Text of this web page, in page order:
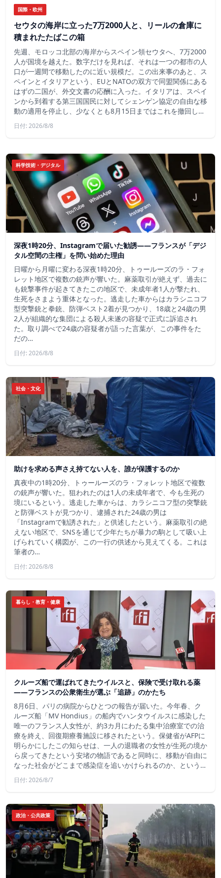
国際・欧州
セウタの海岸に立った7万2000人と、リールの倉庫に
積まれたたばこの箱
先週、モロッコ北部の海岸からスペイン領セウタへ、7万2000
人が国境を越えた。数字だけを見れば、それは一つの都市の人
口が一週間で移動したのに近い規模だ。この出来事のあと、ス
ペインとイタリアという、EUとNATOの双方で同盟関係にある
はずの二国が、外交文書の応酬に入った。イタリアは、スペイ
ンから到着する第三国国民に対してシェンゲン協定の自由な移
動の適用を停止し、少なくとも8月15日まではこれを撤回し…
日付: 2026/8/8
科学技術・デジタル
深夜1時20分、Instagramで届いた勧誘――フランスが「デジ
タル空間の主権」を問い始めた理由
日曜から月曜に変わる深夜1時20分、トゥールーズのラ・フォ
レット地区で複数の銃声が響いた。麻薬取引が絶えず、過去に
も銃撃事件が起きてきたこの地区で、未成年者1人が撃たれ、
生死をさまよう重体となった。逃走した車からはカラシニコフ
型突撃銃と拳銃、防弾ベスト2着が見つかり、18歳と24歳の男
2人が組織的な集団による殺人未遂の容疑で正式に訴追され
た。取り調べで24歳の容疑者が語った言葉が、この事件をた
だの…
日付: 2026/8/8
社会・文化
助けを求める声さえ持てない人を、誰が保護するのか
真夜中の1時20分、トゥールーズのラ・フォレット地区で複数
の銃声が響いた。狙われたのは1人の未成年者で、今も生死の
境にいるという。逃走した車からは、カラシニコフ型の突撃銃
と防弾ベストが見つかり、逮捕された24歳の男は
「Instagramで勧誘された」と供述したという。麻薬取引の絶
えない地区で、SNSを通じて少年たちが暴力の駒として吸い上
げられていく構図が、この一行の供述から見えてくる。これは
筆者の…
日付: 2026/8/8
暮らし・教育・健康
クルーズ船で運ばれてきたウイルスと、保険で受け取れる薬
――フランスの公衆衛生が選ぶ「追跡」のかたち
8月6日、パリの病院からひとつの報告が届いた。今年春、ク
ルーズ船「MV Hondius」の船内でハンタウイルスに感染した
唯一のフランス人女性が、約3カ月にわたる集中治療室での治
療を終え、回復期療養施設に移されたという。保健省がAFPに
明らかにしたこの知らせは、一人の退職者の女性が生死の境か
ら戻ってきたという安堵の物語であると同時に、移動が自由に
なった社会がどこまで感染症を追いかけられるのか、という…
日付: 2026/8/7
政治・公共政策